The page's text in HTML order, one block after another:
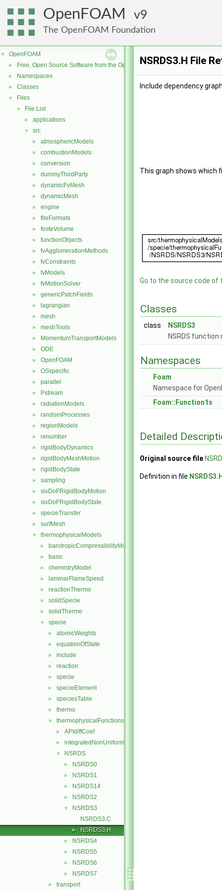
OpenFOAM 9
The OpenFOAM Foundation
▼ OpenFOAM
► Free, Open Source Software from the OpenFOAM Foundation
► Namespaces
► Classes
▼ Files
▼ File List
► applications
▼ src
► atmosphericModels
► combustionModels
► conversion
► dummyThirdParty
► dynamicFvMesh
► dynamicMesh
► engine
► fileFormats
► finiteVolume
► functionObjects
► fvAgglomerationMethods
► fvConstraints
► fvModels
► fvMotionSolver
► genericPatchFields
► lagrangian
► mesh
► meshTools
► MomentumTransportModels
► ODE
► OpenFOAM
► OSspecific
► parallel
► Pstream
► radiationModels
► randomProcesses
► regionModels
► renumber
► rigidBodyDynamics
► rigidBodyMeshMotion
► rigidBodyState
► sampling
► sixDoFRigidBodyMotion
► sixDoFRigidBodyState
► specieTransfer
► surfMesh
▼ thermophysicalModels
► barotropicCompressibilityModel
► basic
► chemistryModel
► laminarFlameSpeed
► reactionThermo
► solidSpecie
► solidThermo
▼ specie
► atomicWeights
► equationOfState
► include
► reaction
► specie
► specieElement
► speciesTable
► thermo
▼ thermophysicalFunctions
► APIdiffCoef
► integratedNonUniformTable1
▼ NSRDS
► NSRDS0
► NSRDS1
► NSRDS14
► NSRDS2
▼
NSRDS3
NSRDS3.C
► NSRDS3.H
► NSRDS4
► NSRDS5
► NSRDS6
► NSRDS7
► transport
NSRDS3.H File
Include dependency
This graph shows which
Go to the source code of
Classes
class
NSRDS3
NSRDS
Namespaces
Foam
Namespace for
Foam::Function1s
Detailed
Original source file
Definition in file